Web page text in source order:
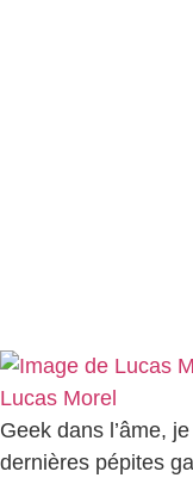
Lucas Morel
Geek dans l’âme,
dernières pépites